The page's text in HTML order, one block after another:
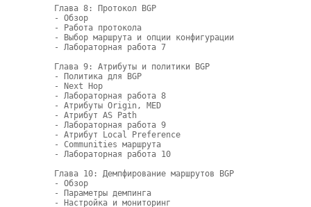
Глава 8: Протокол BGP
- Обзор
- Работа протокола
- Выбор маршрута и опции конфигурации
- Лабораторная работа 7
Глава 9: Атрибуты и политики BGP
- Политика для BGP
- Next Hop
- Лабораторная работа 8
- Атрибуты Origin, MED
- Атрибут AS Path
- Лабораторная работа 9
- Атрибут Local Preference
- Communities маршрута
- Лабораторная работа 10
Глава 10: Демпфирование маршрутов BGP
- Обзор
- Параметры демпинга
- Настройка и мониторинг